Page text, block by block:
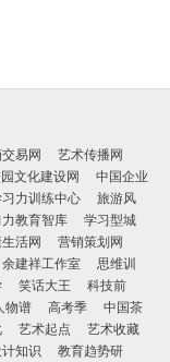
易网
艺术传播网
文化建设网
中国企业
力训练中心
旅游风
教育智库
学习型城
活网
营销策划网
余建祥工作室
思维训
笑话大王
科技前
物谱 高考季
中国茶
艺术起点
艺术收藏
知识 教育趋势研